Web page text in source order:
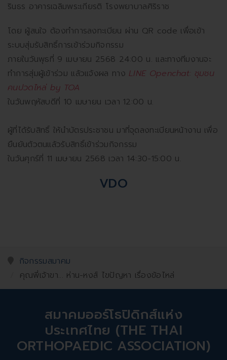
รินธร อาคารเฉลิมพระเกียรติ โรงพยาบาลศิริราช
โดย ผู้สนใจ ต้องทำการลงทะเบียน ผ่าน QR code เพื่อเข้า
ระบบสุ่มรับสิทธิ์การเข้าร่วมกิจกรรม
ภายในวันพุธที่ 9 เมษายน 2568 24:00 น. และทางทีมงานจะ
ทำการสุ่มผู้เข้าร่วม แล้วแจ้งผล ทาง LINE Openchat: ชุมชน
คนปวดไหล่ by TOA
ในวันพฤหัสบดีที่ 10 เมษายน เวลา 12:00 น.
ผู้ที่ได้รับสิทธิ์ ให้นำบัตรประชาชน มาที่จุดลงทะเบียนหน้างาน เพื่อ
ยืนยันตัวตนแล้วรับสิทธิ์เข้าร่วมกิจกรรม
ในวันศุกร์ที่ 11 เมษายน 2568 เวลา 14:30-15:00 น.
VDO
กิจกรรมสมาคม
คุณพี่เจ้าขา... ห่าน-หงส์ ไขปัญหา เรื่องข้อไหล่
สมาคมออร์โธปิดิกส์แห่ง
ประเทศไทย (THE THAI
ORTHOPAEDIC ASSOCIATION)